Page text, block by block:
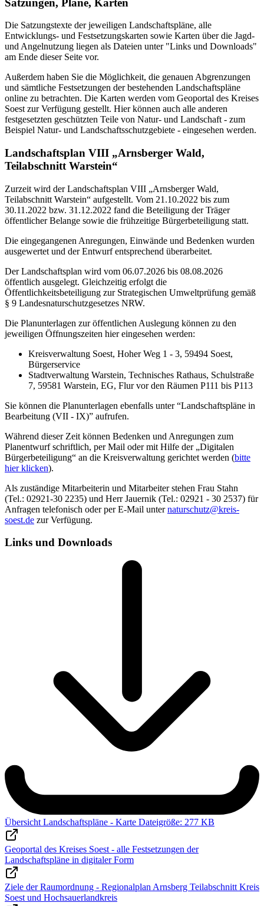
Die Satzungstexte der jeweiligen Landschaftspläne, alle
Entwicklungs- und Festsetzungskarten sowie Karten über die Jagd-
und Angelnutzung liegen als Dateien unter "Links und Downloads"
am Ende dieser Seite vor.
Außerdem haben Sie die Möglichkeit, die genauen Abgrenzungen
und sämtliche Festsetzungen der bestehenden Landschaftspläne
online zu betrachten. Die Karten werden vom Geoportal des Kreises
Soest zur Verfügung gestellt. Hier können auch alle anderen
festgesetzten geschützten Teile von Natur- und Landschaft - zum
Beispiel Natur- und Landschaftsschutzgebiete - eingesehen werden.
Landschaftsplan VIII „Arnsberger Wald,
Teilabschnitt Warstein“
Zurzeit wird der Landschaftsplan VIII „Arnsberger Wald,
Teilabschnitt Warstein“ aufgestellt. Vom 21.10.2022 bis zum
30.11.2022 bzw. 31.12.2022 fand die Beteiligung der Träger
öffentlicher Belange sowie die frühzeitige Bürgerbeteiligung statt.
Die eingegangenen Anregungen, Einwände und Bedenken wurden
ausgewertet und der Entwurf entsprechend überarbeitet.
Der Landschaftsplan wird vom 06.07.2026 bis 08.08.2026
öffentlich ausgelegt. Gleichzeitig erfolgt die
Öffentlichkeitsbeteiligung zur Strategischen Umweltprüfung gemäß
§ 9 Landesnaturschutzgesetzes NRW.
Die Planunterlagen zur öffentlichen Auslegung können zu den
jeweiligen Öffnungszeiten hier eingesehen werden:
Kreisverwaltung Soest, Hoher Weg 1 - 3, 59494 Soest,
Bürgerservice
Stadtverwaltung Warstein, Technisches Rathaus, Schulstraße
7, 59581 Warstein, EG, Flur vor den Räumen P111 bis P113
Sie können die Planunterlagen ebenfalls unter “Landschaftspläne in
Bearbeitung (VII - IX)” aufrufen.
Während dieser Zeit können Bedenken und Anregungen zum
Planentwurf schriftlich, per Mail oder mit Hilfe der „Digitalen
Bürgerbeteiligung“ an die Kreisverwaltung gerichtet werden (bitte
hier klicken).
Als zuständige Mitarbeiterin und Mitarbeiter stehen Frau Stahn
(Tel.: 02921-30 2235) und Herr Jauernik (Tel.: 02921 - 30 2537) für
Anfragen telefonisch oder per E-Mail unternaturschutz@​kreis-
soest.de zur Verfügung.
Links und Downloads
Übersicht Landschaftspläne - Karte Dateigröße: 277 KB
Geoportal des Kreises Soest - alle Festsetzungen der
Landschaftspläne in digitaler Form
Ziele der Raumordnung - Regionalplan Arnsberg Teilabschnitt Kreis
Soest und Hochsauerlandkreis